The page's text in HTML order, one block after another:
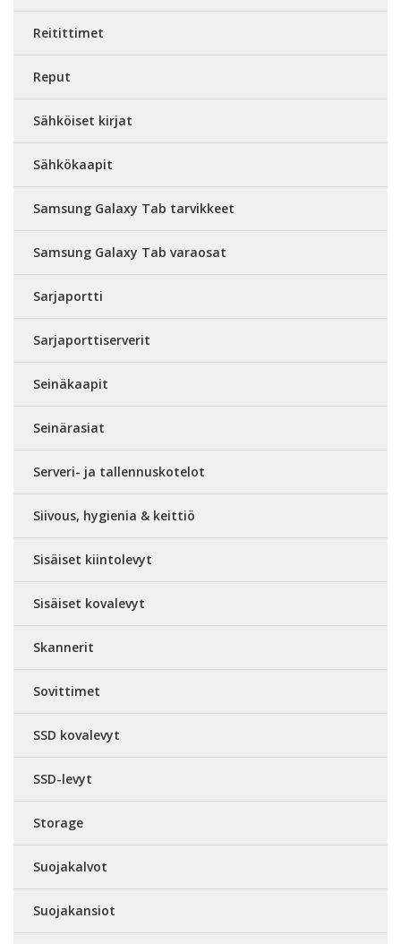
Reitittimet
Reput
Sähköiset kirjat
Sähkökaapit
Samsung Galaxy Tab tarvikkeet
Samsung Galaxy Tab varaosat
Sarjaportti
Sarjaporttiserverit
Seinäkaapit
Seinärasiat
Serveri- ja tallennuskotelot
Siivous, hygienia & keittiö
Sisäiset kiintolevyt
Sisäiset kovalevyt
Skannerit
Sovittimet
SSD kovalevyt
SSD-levyt
Storage
Suojakalvot
Suojakansiot